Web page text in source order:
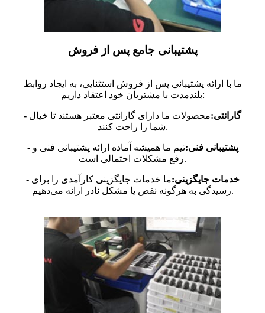
پشتیبانی جامع پس از فروش
ما با ارائه پشتیبانی پس از فروش استثنایی، به ایجاد روابط
بلندمدت با مشتریان خود اعتقاد داریم:
- گارانتی:محصولات ما دارای گارانتی معتبر هستند تا خیال
شما را راحت کنند.
- پشتیبانی فنی:تیم ما همیشه آماده ارائه پشتیبانی فنی و
رفع مشکلات احتمالی است.
- خدمات جایگزینی:ما خدمات جایگزینی کارآمدی را برای
رسیدگی به هرگونه نقص یا مشکل نادر ارائه می‌دهیم.